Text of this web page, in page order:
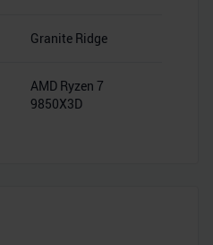
Granite Ridge
AMD Ryzen 7
9850X3D